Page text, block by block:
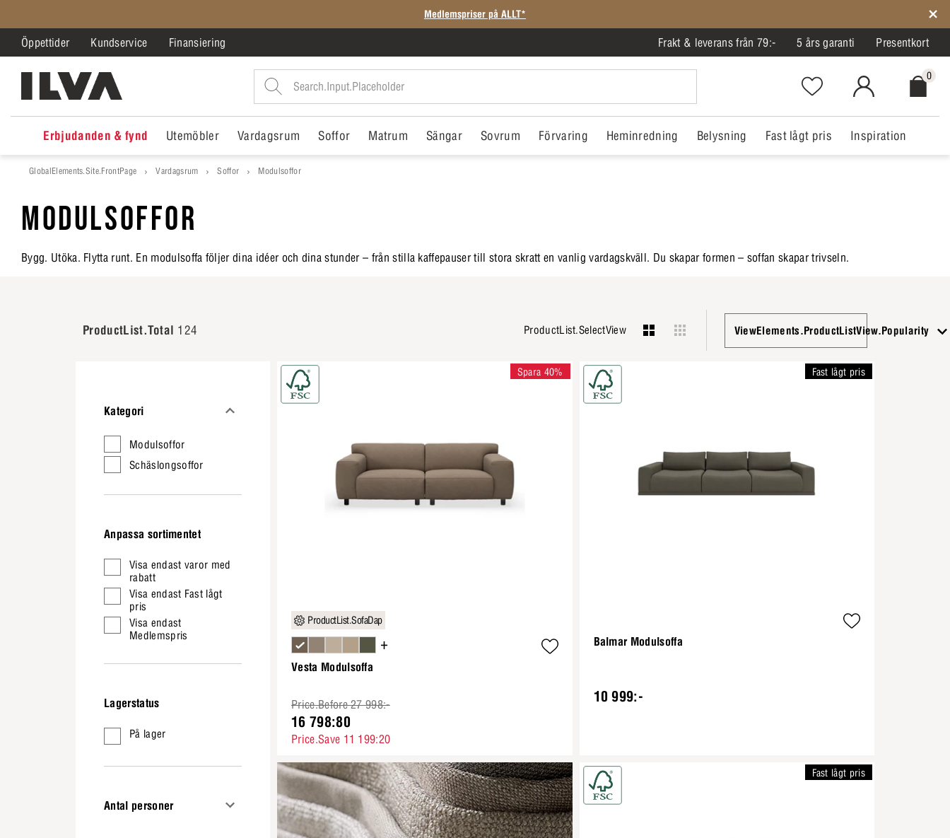
Medlemspriser på ALLT*
Öppettider Kundservice Finansiering Frakt & leverans från 79:- 5 års garanti Presentkort
Favorites.NavigationButton.Text
MitIlva.Login
0
Erbjudanden & fynd Utemöbler Vardagsrum Soffor Matrum Sängar Sovrum Förvaring Heminredning Belysning Fast lågt pris Inspiration
GlobalElements.Site.FrontPage Vardagsrum Soffor Modulsoffor
MODULSOFFOR
Bygg. Utöka. Flytta runt. En modulsoffa följer dina idéer och dina stunder – från stilla kaffepauser till stora skratt en vanlig vardagskväll. Du skapar formen – soffan skapar trivseln.
ProductList.Total 124 ProductList.SelectView ViewElements.ProductListView.Popularity
Kategori
Modulsoffor
Schäslongsoffor
Anpassa sortimentet
Visa endast varor med
rabatt
Visa endast Fast lågt
pris
Visa endast
Medlemspris
Lagerstatus
På lager
Antal personer
ProductList.SofaDap
+
Vesta Modulsoffa
Price.Before 27 998:-
16 798:80
Price.Save 11 199:20
Spara 40%
Balmar Modulsoffa
10 999:-
Fast lågt pris
Fast lågt pris